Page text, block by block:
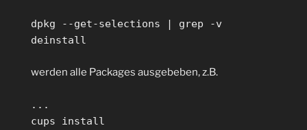
jq
gesendet
dpkg --get-selections | grep -v
deinstall
werden alle Packages ausgebeben, z.B.
...
cups install